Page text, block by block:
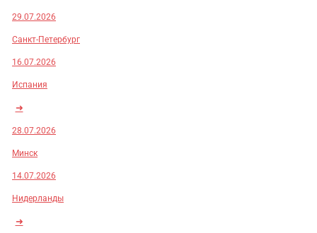
29.07.2026
Санкт-Петербург
16.07.2026
Испания
➜
28.07.2026
Минск
14.07.2026
Нидерланды
➜